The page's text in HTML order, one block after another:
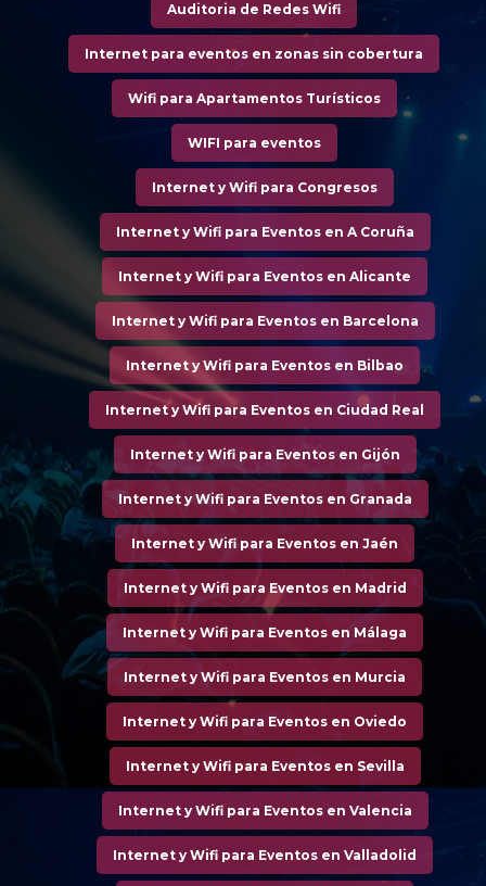
Auditoria de Redes Wifi
Internet para eventos en zonas sin cobertura
Wifi para Apartamentos Turísticos
WIFI para eventos
Internet y Wifi para Congresos
Internet y Wifi para Eventos en A Coruña
Internet y Wifi para Eventos en Alicante
Internet y Wifi para Eventos en Barcelona
Internet y Wifi para Eventos en Bilbao
Internet y Wifi para Eventos en Ciudad Real
Internet y Wifi para Eventos en Gijón
Internet y Wifi para Eventos en Granada
Internet y Wifi para Eventos en Jaén
Internet y Wifi para Eventos en Madrid
Internet y Wifi para Eventos en Málaga
Internet y Wifi para Eventos en Murcia
Internet y Wifi para Eventos en Oviedo
Internet y Wifi para Eventos en Sevilla
Internet y Wifi para Eventos en Valencia
Internet y Wifi para Eventos en Valladolid